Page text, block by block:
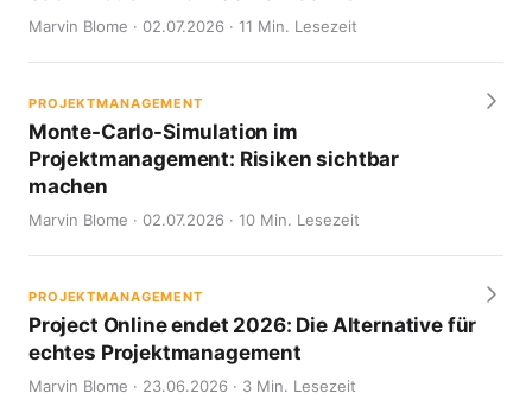
Marvin Blome · 02.07.2026 · 11 Min. Lesezeit
PROJEKTMANAGEMENT
Monte-Carlo-Simulation im
Projektmanagement: Risiken sichtbar
machen
Marvin Blome · 02.07.2026 · 10 Min. Lesezeit
PROJEKTMANAGEMENT
Project Online endet 2026: Die Alternative für
echtes Projektmanagement
Marvin Blome · 23.06.2026 · 3 Min. Lesezeit